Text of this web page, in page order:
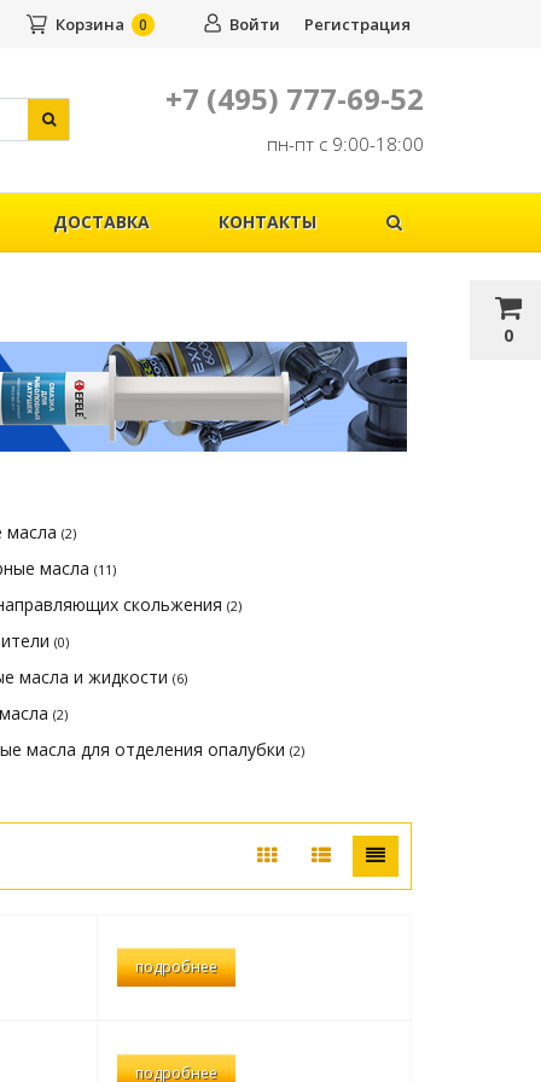
0
Войти Регистрация
Корзина 0
+7 (495) 777-69-52
пн-пт с 9:00-18:00
ДОСТАВКА КОНТАКТЫ
масла (2)
масла (11)
скольжения (2)
(0)
масла и жидкости (6)
(2)
масла для отделения опалубки (2)
подробнее
подробнее